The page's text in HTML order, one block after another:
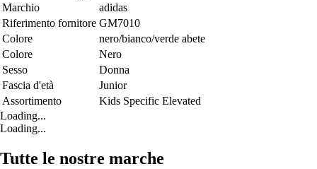
Marchio
adidas
Riferimento fornitore GM7010
Colore
nero/bianco/verde abete
Colore
Nero
Sesso
Donna
Fascia d'età
Junior
Assortimento
Kids Specific Elevated
Loading...
Loading...
Tutte le nostre marche